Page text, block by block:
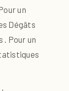
un
Dégâts
. Pour un